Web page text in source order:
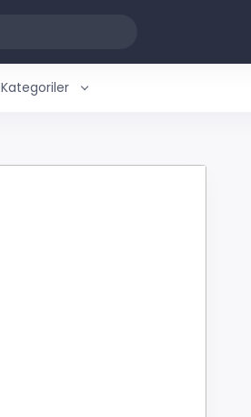
Kategoriler